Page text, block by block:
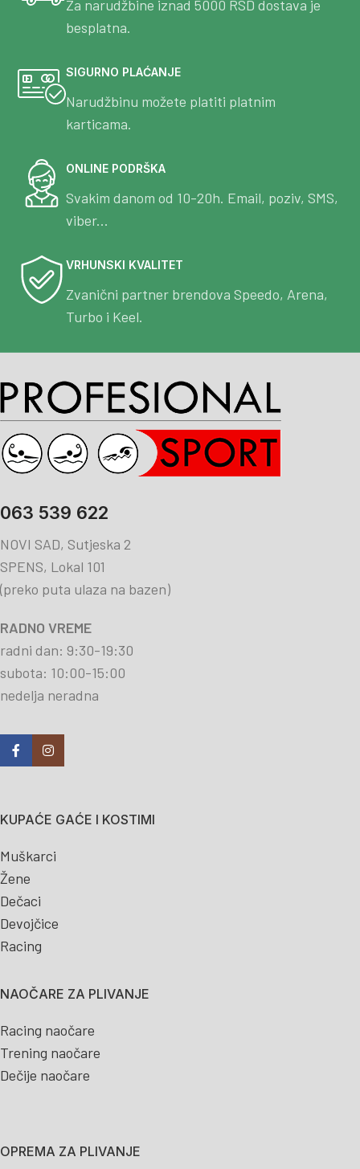
Za narudžbine iznad 5000 RSD dostava je
besplatna.
SIGURNO PLAĆANJE
Narudžbinu možete platiti platnim
karticama.
ONLINE PODRŠKA
Svakim danom od 10-20h. Email, poziv, SMS,
viber...
VRHUNSKI KVALITET
Zvanični partner brendova Speedo, Arena,
Turbo i Keel.
063 539 622
NOVI SAD, Sutjeska 2
SPENS, Lokal 101
(preko puta ulaza na bazen)
RADNO VREME
radni dan: 9:30-19:30
subota: 10:00-15:00
nedelja neradna
KUPAĆE GAĆE I KOSTIMI
Muškarci
Žene
Dečaci
Devojčice
Racing
NAOČARE ZA PLIVANJE
Racing naočare
Trening naočare
Dečije naočare
OPREMA ZA PLIVANJE